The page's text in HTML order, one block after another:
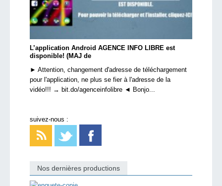
L’application Android AGENCE INFO LIBRE est
disponible! (MAJ de
► Attention, changement d'adresse de téléchargement
pour l'application, ne plus se fier à l'adresse de la
vidéo!!! → bit.do/agenceinfolibre ◄ Bonjo...
suivez-nous :
Nos dernières productions